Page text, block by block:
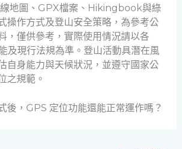
地圖、GPX檔案、Hikingbook與綠
操作方式及登山安全策略，為參考公
，僅供參考，實際使用情況請以各
及現行法規為準。登山活動具潛在風
自身能力與天候狀況，並遵守國家公
之規範。
後，GPS 定位功能還能正常運作嗎？